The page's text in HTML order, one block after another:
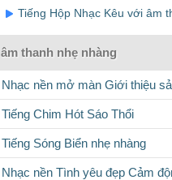
Tiếng Hộp Nhạc Kêu với âm
âm thanh nhẹ nhàng
Nhạc nền mở màn Giới thiệu
Tiếng Chim Hót Sáo Thổi
Tiếng Sóng Biển nhẹ nhàng
Nhạc nền Tình yêu đẹp Cảm